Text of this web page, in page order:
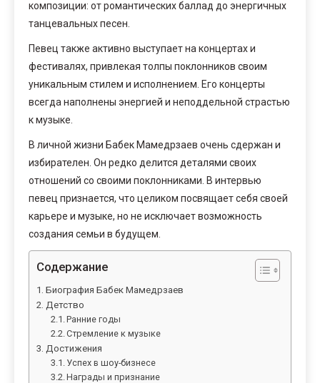
композиции: от романтических баллад до энергичных
танцевальных песен.
Певец также активно выступает на концертах и
фестивалях, привлекая толпы поклонников своим
уникальным стилем и исполнением. Его концерты
всегда наполнены энергией и неподдельной страстью
к музыке.
В личной жизни Бабек Мамедрзаев очень сдержан и
избирателен. Он редко делится деталями своих
отношений со своими поклонниками. В интервью
певец признается, что целиком посвящает себя своей
карьере и музыке, но не исключает возможность
создания семьи в будущем.
Содержание
Биография Бабек Мамедрзаев
Детство
Ранние годы
Стремление к музыке
Достижения
Успех в шоу-бизнесе
Награды и признание